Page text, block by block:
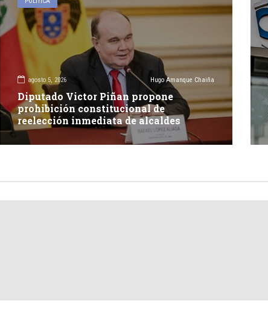
agosto 5, 2026 Hugo Amanque Chaiña
Diputado Victor Piñan propone
prohibición constitucional de
reelección inmediata de alcaldes